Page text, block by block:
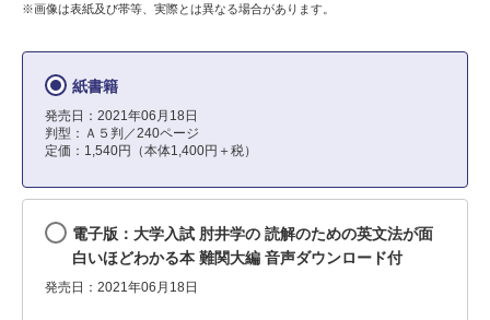
※画像は表紙及び帯等、実際とは異なる場合があります。
紙書籍
発売日：2021年06月18日
判型：Ａ５判／240ページ
定価：1,540円（本体1,400円＋税）
電子版：大学入試 肘井学の 読解のための英文法が面
白いほどわかる本 難関大編 音声ダウンロード付
発売日：2021年06月18日